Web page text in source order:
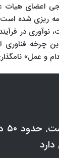
پتانسیل سنجی
ریزی شده
نوآوری در
چرخه فناوری
و عمل»